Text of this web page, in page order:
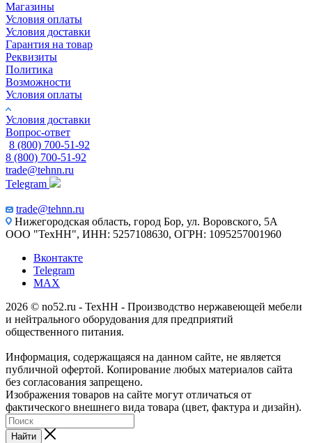
Магазины
Условия оплаты
Условия доставки
Гарантия на товар
Реквизиты
Политика
Возможности
Условия оплаты
Условия доставки
Вопрос-ответ
8 (800) 700-51-92
8 (800) 700-51-92
trade@tehnn.ru
Telegram
trade@tehnn.ru
Нижегородская область, город Бор, ул. Воровского, 5А
ООО "ТехНН", ИНН: 5257108630, ОГРН: 1095257001960
Вконтакте
Telegram
MAX
2026 © no52.ru - ТехНН - Производство нержавеющей мебели
и нейтрального оборудования для предприятий
общественного питания.
Информация, содержащаяся на данном сайте, не является
публичной офертой. Копирование любых материалов сайта
без согласования запрещено.
Изображения товаров на сайте могут отличаться от
фактического внешнего вида товара (цвет, фактура и дизайн).
Найти